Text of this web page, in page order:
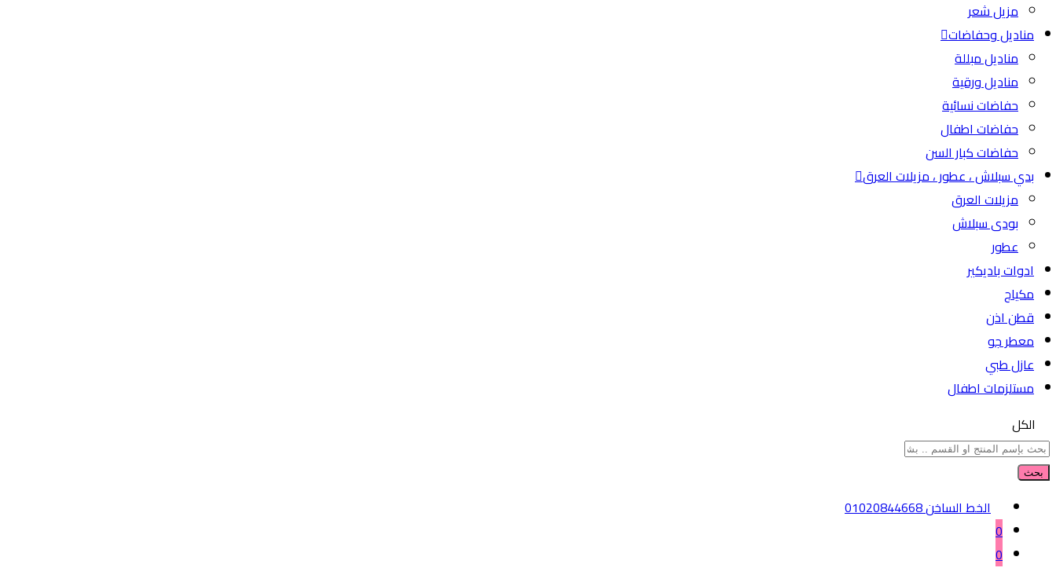
مزيل شعر
مناديل وحفاضات
مناديل مبللة
مناديل ورقية
حفاضات نسائية
حفاضات اطفال
حفاضات كبار السن
بدي سبلاش ، عطور ، مزيلات العرق
مزيلات العرق
بودى سبلاش
عطور
ادوات باديكير
مكياج
قطن اذن
معطر جو
عازل طبي
مستلزمات اطفال
الكل
بحث
الخط الساخن01020844668
0
0